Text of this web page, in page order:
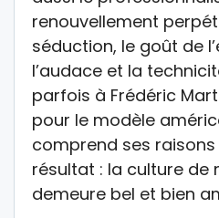
renouvellement
séduction, le goût de
l’audace et la
parfois à Frédéric
pour le modèle
comprend ses
résultat : la culture de
demeure bel et bien